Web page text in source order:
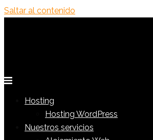
Saltar al contenido
Hosting
Hosting WordPress
Nuestros servicios